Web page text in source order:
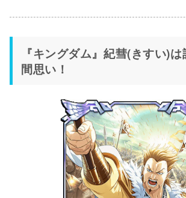
『キングダム』紀彗(きすい)
間思い！